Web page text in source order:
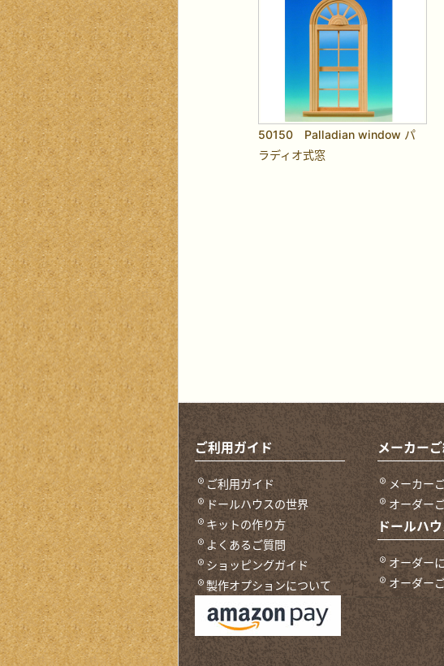
50150 Palladian window パ
ラディオ式窓
ご利用ガイド
ご利用ガイド
ドールハウスの世界
キットの作り方
よくあるご質問
ショッピングガイド
製作オプションについて
メーカー
メーカー
オーダー
ドールハ
オーダー
オーダー